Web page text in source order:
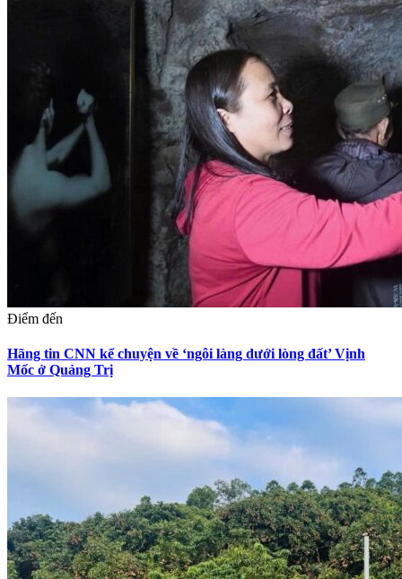
Điểm đến
Hãng tin CNN kể chuyện về ‘ngôi làng dưới lòng đất’ Vịnh
Mốc ở Quảng Trị